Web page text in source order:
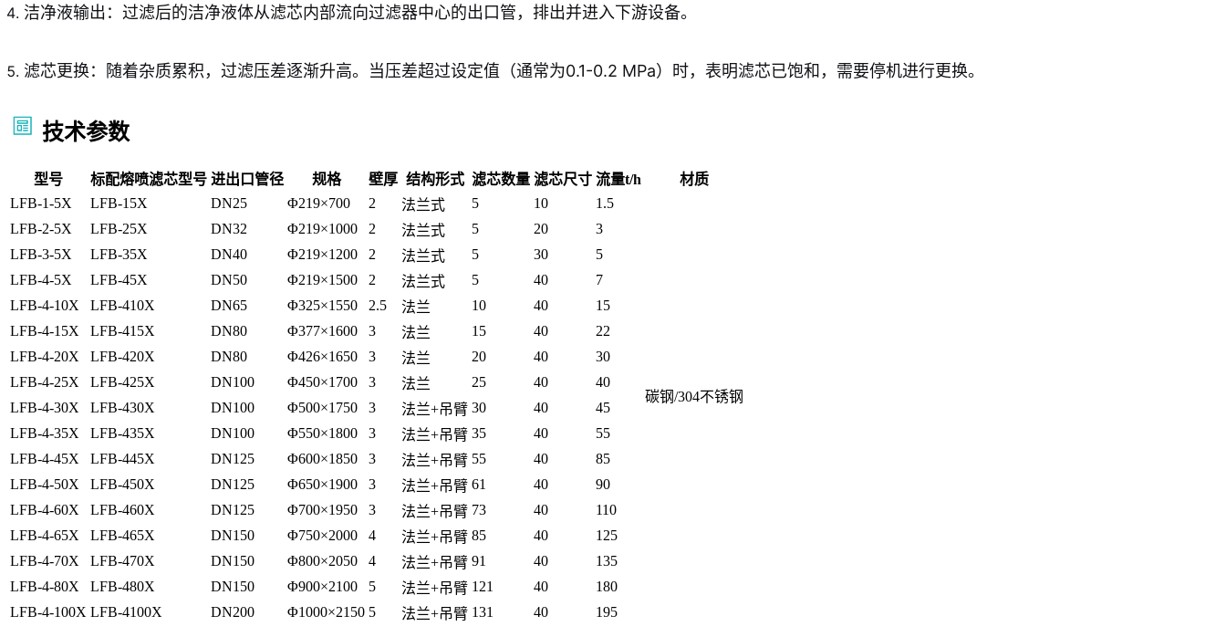
洁净液输出：过滤后的洁净液体从滤芯内部流向过滤器中心的出口管，排出并进入下游设备。
滤芯更换：随着杂质累积，过滤压差逐渐升高。当压差超过设定值（通常为0.1-0.2 MPa）时，表明滤芯已饱和，需要停机进行更换。
技术参数
型号 标配熔喷滤芯型号 进出口管径 规格 壁厚 结构形式 滤芯数量 滤芯尺寸 流量t/h
材质
LFB-1-5X
LFB-15X DN25 Φ219×700 2 法兰式 5 10 1.5
碳钢/304不锈钢
LFB-2-5X LFB-25X DN32 Φ219×1000 2 法兰式 5 20
3
LFB-3-5X
LFB-35X DN40 Φ219×1200 2 法兰式 5 30
5
LFB-4-5X
LFB-45X DN50 Φ219×1500 2 法兰式 5 40
7
LFB-4-10X
LFB-410X DN65 Φ325×1550 2.5 法兰 10 40
15
LFB-4-15X
LFB-415X DN80 Φ377×1600 3 法兰 15 40
22
LFB-4-20X
LFB-420X DN80 Φ426×1650 3 法兰 20 40
30
LFB-4-25X
LFB-425X DN100 Φ450×1700 3 法兰 25 40
40
LFB-4-30X
LFB-430X DN100 Φ500×1750 3 法兰+吊臂 30 40
45
LFB-4-35X
LFB-435X DN100 Φ550×1800 3 法兰+吊臂 35 40
55
LFB-4-45X
LFB-445X DN125 Φ600×1850 3 法兰+吊臂 55 40
85
LFB-4-50X
LFB-450X DN125 Φ650×1900 3 法兰+吊臂 61 40
90
LFB-4-60X
LFB-460X DN125 Φ700×1950 3 法兰+吊臂 73 40
110
LFB-4-65X
LFB-465X DN150 Φ750×2000 4 法兰+吊臂 85 40
125
LFB-4-70X
LFB-470X DN150 Φ800×2050 4 法兰+吊臂 91 40
135
LFB-4-80X
LFB-480X DN150 Φ900×2100 5 法兰+吊臂 121 40
180
LFB-4-100X LFB-4100X DN200 Φ1000×2150 5 法兰+吊臂 131 40 195